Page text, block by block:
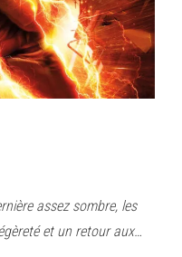
assez sombre, les
et un retour aux…